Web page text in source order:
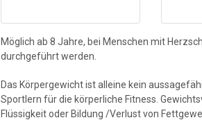
Möglich ab 8 Jahre, bei Menschen mit
durchgeführt werden.
Das Körpergewicht ist alleine kein
Sportlern für die körperliche Fitness.
Flüssigkeit oder Bildung /Verlust von